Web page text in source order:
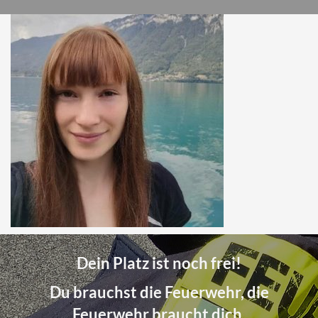
Dein Platz ist noch frei!
Du brauchst die Feuerwehr, die
Feuerwehr braucht dich.